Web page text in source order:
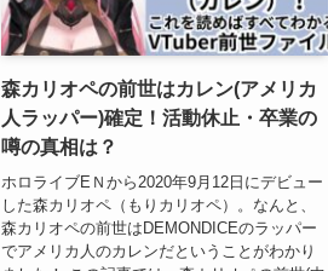
森カリオペの前世はカレン(アメリカ
人ラッパー)確定！活動休止・卒業の
噂の真相は？
ホロライブEＮから2020年9月12日にデビュー
した森カリオペ（もりカリオペ）。なんと、
森カリオペの前世はDEMONDICEのラッパー
でアメリカ人のカレンだということがわかり